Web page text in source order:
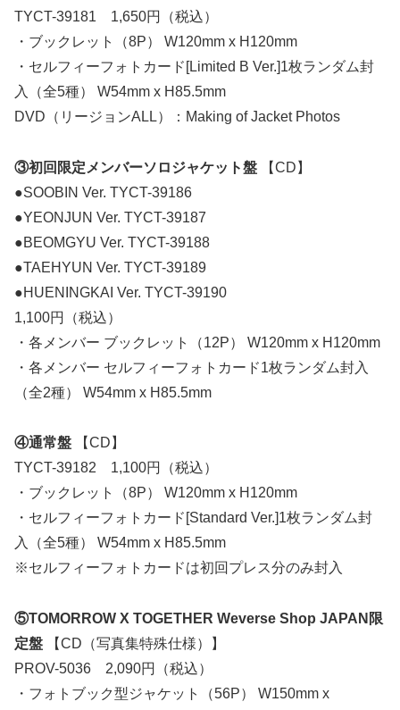
TYCT-39181 1,650円（税込）
・ブックレット（8P） W120mm x H120mm
・セルフィーフォトカード[Limited B Ver.]1枚ランダム封
入（全5種） W54mm x H85.5mm
DVD（リージョンALL）：Making of Jacket Photos
③初回限定メンバーソロジャケット盤 【CD】
●SOOBIN Ver. TYCT-39186
●YEONJUN Ver. TYCT-39187
●BEOMGYU Ver. TYCT-39188
●TAEHYUN Ver. TYCT-39189
●HUENINGKAI Ver. TYCT-39190
1,100円（税込）
・各メンバー ブックレット（12P） W120mm x H120mm
・各メンバー セルフィーフォトカード1枚ランダム封入
（全2種） W54mm x H85.5mm
④通常盤 【CD】
TYCT-39182 1,100円（税込）
・ブックレット（8P） W120mm x H120mm
・セルフィーフォトカード[Standard Ver.]1枚ランダム封
入（全5種） W54mm x H85.5mm
※セルフィーフォトカードは初回プレス分のみ封入
⑤TOMORROW X TOGETHER Weverse Shop JAPAN限
定盤 【CD（写真集特殊仕様）】
PROV-5036 2,090円（税込）
・フォトブック型ジャケット（56P） W150mm x